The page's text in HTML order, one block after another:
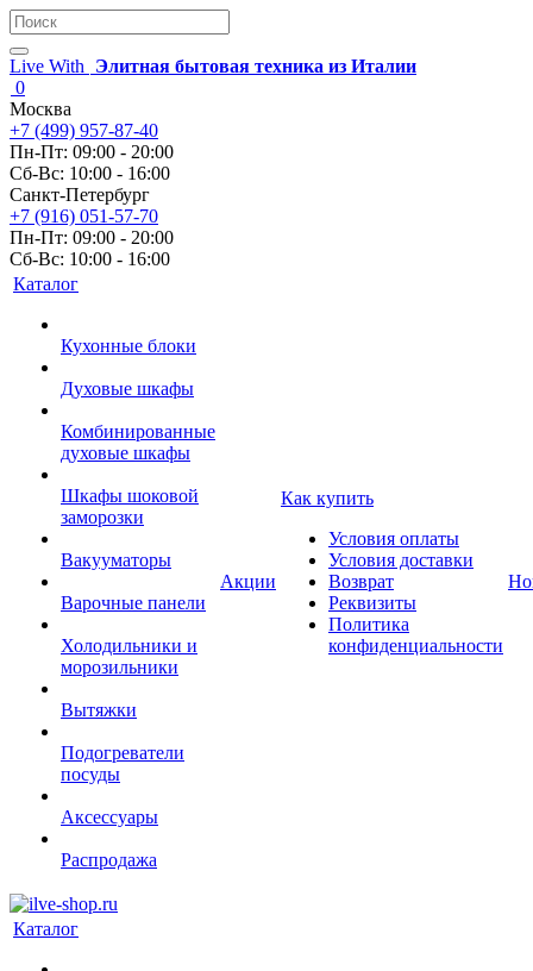
Live With
Элитная бытовая техника из Италии
0
Москва
+7 (499) 957-87-40
Пн-Пт: 09:00 - 20:00
Сб-Вс: 10:00 - 16:00
Санкт-Петербург
+7 (916) 051-57-70
Пн-Пт: 09:00 - 20:00
Сб-Вс: 10:00 - 16:00
Каталог
Кухонные блоки
Духовые шкафы
Комбинированные
духовые шкафы
Шкафы шоковой
заморозки
Вакууматоры
Варочные панели
Холодильники и
морозильники
Вытяжки
Подогреватели
посуды
Аксессуары
Распродажа
Акции
Как купить
Условия оплаты
Условия доставки
Возврат
Реквизиты
Политика
конфиденциальности
Каталог